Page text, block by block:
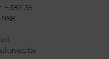
+387 35
988